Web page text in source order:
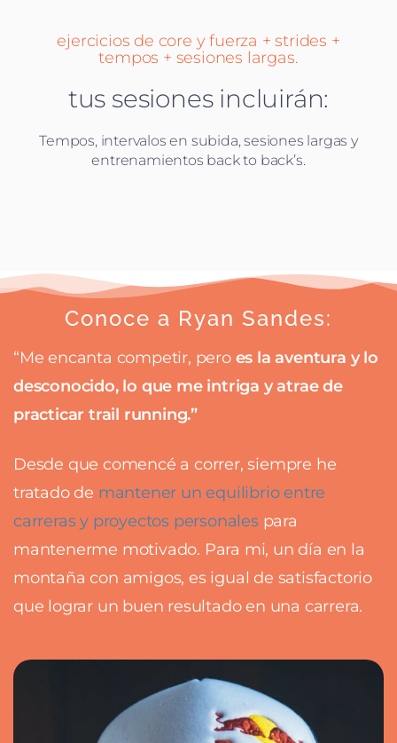
ejercicios de core y fuerza + strides +
tempos + sesiones largas.
tus sesiones incluirán:
Tempos, intervalos en subida, sesiones largas y
entrenamientos back to back’s.
Conoce a Ryan Sandes:
“Me encanta competir, pero es la aventura y lo
desconocido, lo que me intriga y atrae de
practicar trail running.”
Desde que comencé a correr, siempre he
tratado de mantener un equilibrio entre
carreras y proyectos personales para
mantenerme motivado. Para mi, un día en la
montaña con amigos, es igual de satisfactorio
que lograr un buen resultado en una carrera.